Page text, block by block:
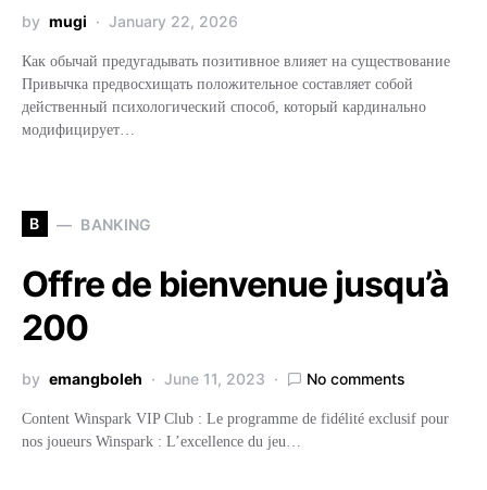
by mugi January 22, 2026
Как обычай предугадывать позитивное влияет на существование
Привычка предвосхищать положительное составляет собой
действенный психологический способ, который кардинально
модифицирует…
B BANKING
Offre de bienvenue jusqu’à
200
by emangboleh June 11, 2023 No comments
Content Winspark VIP Club : Le programme de fidélité exclusif pour
nos joueurs Winspark : L’excellence du jeu…